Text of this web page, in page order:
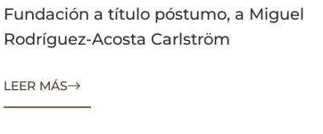
Fundación a título póstumo, a Miguel
Rodríguez-Acosta Carlström
LEER MÁS